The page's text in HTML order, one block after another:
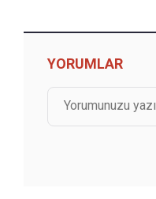
YORUMLAR